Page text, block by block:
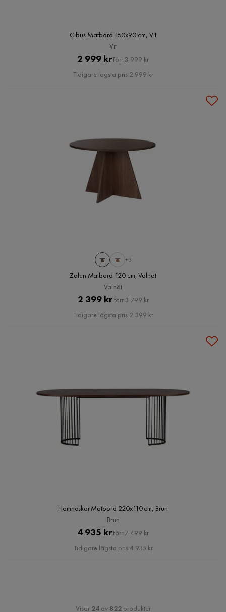
Cibus Matbord 180x90 cm, Vit
Vit
Pris
2 999 krOriginal
Pris
Förr 3 999 kr
Tidigare lägsta pris 2 999 kr
+3
Zalen Matbord 120 cm, Valnöt
Valnöt
Pris
2 399 krOriginal
Pris
Förr 3 799 kr
Tidigare lägsta pris 2 399 kr
Hamneskär Matbord 220x110 cm, Brun
Brun
Pris
4 935 krOriginal
Pris
Förr 7 499 kr
Tidigare lägsta pris 4 935 kr
Visar 24av 822produkter